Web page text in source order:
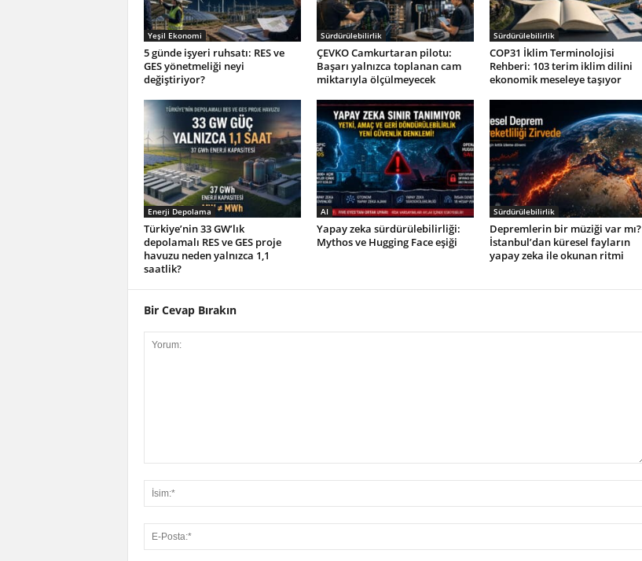
Yeşil Ekonomi
5 günde işyeri ruhsatı: RES ve
GES yönetmeliği neyi
değiştiriyor?
Sürdürülebilirlik
ÇEVKO Camkurtaran pilotu:
Başarı yalnızca toplanan cam
miktarıyla ölçülmeyecek
Sürdürülebilirlik
COP31 İklim Terminolojisi
Rehberi: 103 terim iklim dilini
ekonomik meseleye taşıyor
Enerji Depolama
Türkiye’nin 33 GW’lık
depolamalı RES ve GES proje
havuzu neden yalnızca 1,1
saatlik?
AI
Yapay zeka sürdürülebilirliği:
Mythos ve Hugging Face eşiği
Sürdürülebilirlik
Depremlerin bir müziği var mı?
İstanbul’dan küresel fayların
yapay zeka ile okunan ritmi
Bir Cevap Bırakın